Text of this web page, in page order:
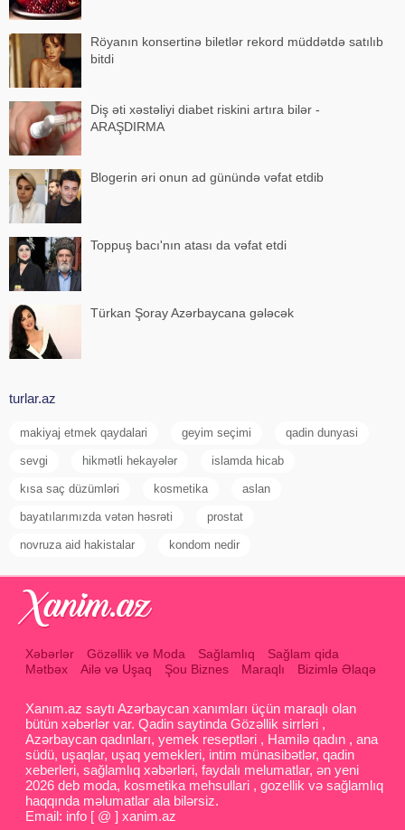
Röyanın konsertinə biletlər rekord müddətdə satılıb
bitdi
Diş əti xəstəliyi diabet riskini artıra bilər -
ARAŞDIRMA
Blogerin əri onun ad günündə vəfat etdib
Toppuş bacı'nın atası da vəfat etdi
Türkan Şoray Azərbaycana gələcək
turlar.az
makiyaj etmek qaydalari geyim seçimi qadin dunyasi
sevgi hikmətli hekayələr islamda hicab
kısa saç düzümləri kosmetika aslan
bayatılarımızda vətən həsrəti prostat
novruza aid hakistalar kondom nedir
Xəbərlər Gözəllik və Moda Sağlamlıq
Sağlam qida
Mətbəx
Ailə və Uşaq Şou Biznes Maraqlı Bizimlə Əlaqə
Xanım.az saytı Azərbaycan xanımları üçün maraqlı olan
bütün xəbərlər var. Qadin saytinda Gözəllik sirrləri ,
Azərbaycan qadınları, yemek reseptləri , Hamilə qadın , ana
südü, uşaqlar, uşaq yemekleri, intim münasibətlər, qadin
xeberleri, sağlamlıq xəbərləri, faydalı melumatlar, ən yeni
2026 deb moda, kosmetika mehsullari , gozellik və sağlamlıq
haqqında məlumatlar ala bilərsiz.
Email: info [ @ ] xanim.az